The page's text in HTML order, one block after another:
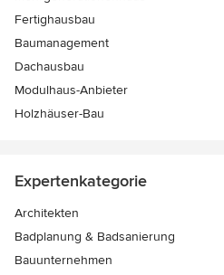
Fertighausbau
Baumanagement
Dachausbau
Modulhaus-Anbieter
Holzhäuser-Bau
Expertenkategorie
Architekten
Badplanung & Badsanierung
Bauunternehmen